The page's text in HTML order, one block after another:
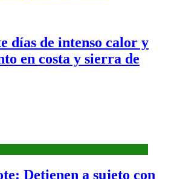
días de intenso calor y
en costa y sierra de
Detienen a sujeto con